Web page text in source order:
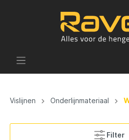
Vislijnen Onderlijnmateriaal
Filter